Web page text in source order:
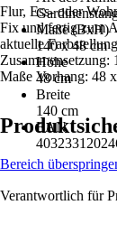
Maße (BxH)
140 x 48 cm
Höhe
48 cm
Breite
140 cm
EAN
Flur, Ess- oder
Fix und fertig zum
aktuelle
Zusammensetzung:
Maße Vorhang: 48
Bereich
Verantwortlich für